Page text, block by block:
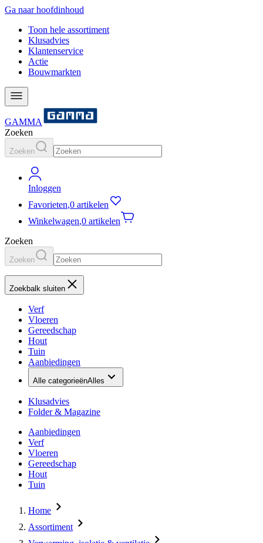
Ga naar hoofdinhoud
Toon hele assortiment
Klusadvies
Klantenservice
Actie
Bouwmarkten
GAMMA
Zoeken
Zoeken
Inloggen
Favorieten,0 artikelen
Winkelwagen,0 artikelen
Zoeken
Zoeken
Zoekbalk sluiten
Verf
Vloeren
Gereedschap
Hout
Tuin
Aanbiedingen
Alle categorieënAlles
Klusadvies
Folder & Magazine
Aanbiedingen
Verf
Vloeren
Gereedschap
Hout
Tuin
Home
Assortiment